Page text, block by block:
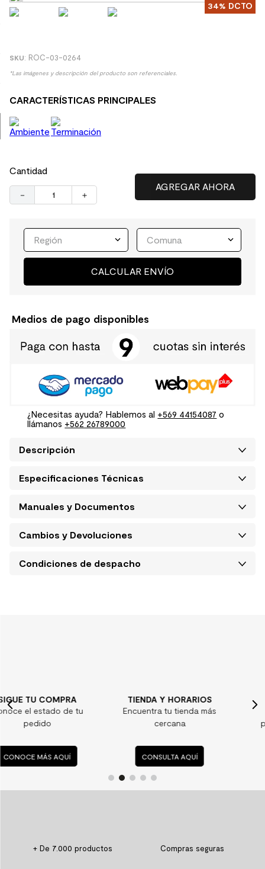
8. receptaculo 34% DCTO
: ROC-03-0264
*Las imágenes y descripción del producto son referenciales.
CARACTERÍSTICAS PRINCIPALES
Cantidad
＋
－
Región Comuna
CALCULAR ENVÍO
Medios de pago disponibles
¿Necesitas ayuda? Hablemos al +569 44154087 o
llámanos +562 26789000
Descripción
Especificaciones Técnicas
Manuales y Documentos
Cambios y Devoluciones
Condiciones de despacho
TIENDA Y HORARIOS
Encuentra tu tienda más
CONSULTA AQUÍ
¿ALGUNA DUDA?
Consulta nuestras
preguntas frecuentes
CONSULTA AQUÍ
+ De 7.000 productos Compras seguras